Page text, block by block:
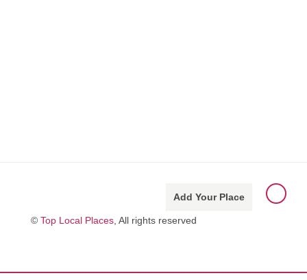
Add Your Place
© Top Local Places , All rights reserved